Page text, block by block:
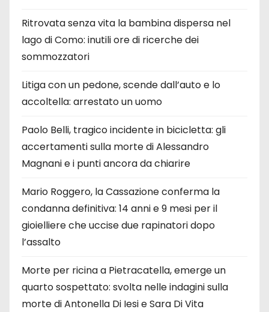
Ritrovata senza vita la bambina dispersa nel
lago di Como: inutili ore di ricerche dei
sommozzatori
Litiga con un pedone, scende dall’auto e lo
accoltella: arrestato un uomo
Paolo Belli, tragico incidente in bicicletta: gli
accertamenti sulla morte di Alessandro
Magnani e i punti ancora da chiarire
Mario Roggero, la Cassazione conferma la
condanna definitiva: 14 anni e 9 mesi per il
gioielliere che uccise due rapinatori dopo
l’assalto
Morte per ricina a Pietracatella, emerge un
quarto sospettato: svolta nelle indagini sulla
morte di Antonella Di Iesi e Sara Di Vita